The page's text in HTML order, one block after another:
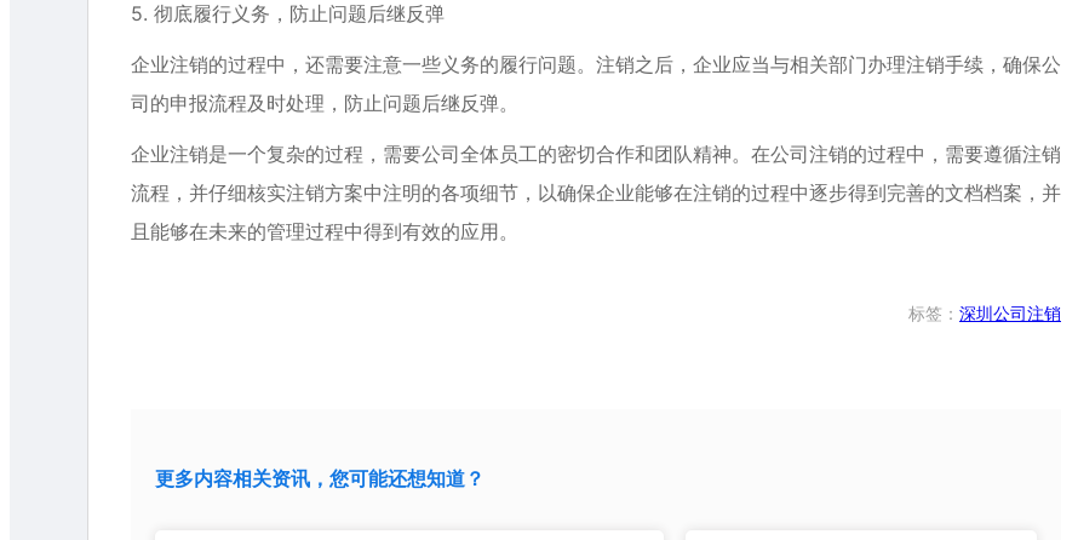
5. 彻底履行义务，防止问题后继反弹
企业注销的过程中，还需要注意一些义务的履行问题。注销之后，企业应当与相关部门办理注销手续，确保公
司的申报流程及时处理，防止问题后继反弹。
企业注销是一个复杂的过程，需要公司全体员工的密切合作和团队精神。在公司注销的过程中，需要遵循注销
流程，并仔细核实注销方案中注明的各项细节，以确保企业能够在注销的过程中逐步得到完善的文档档案，并
且能够在未来的管理过程中得到有效的应用。
标签： 深圳公司注销
更多内容相关资讯，您可能还想知道？